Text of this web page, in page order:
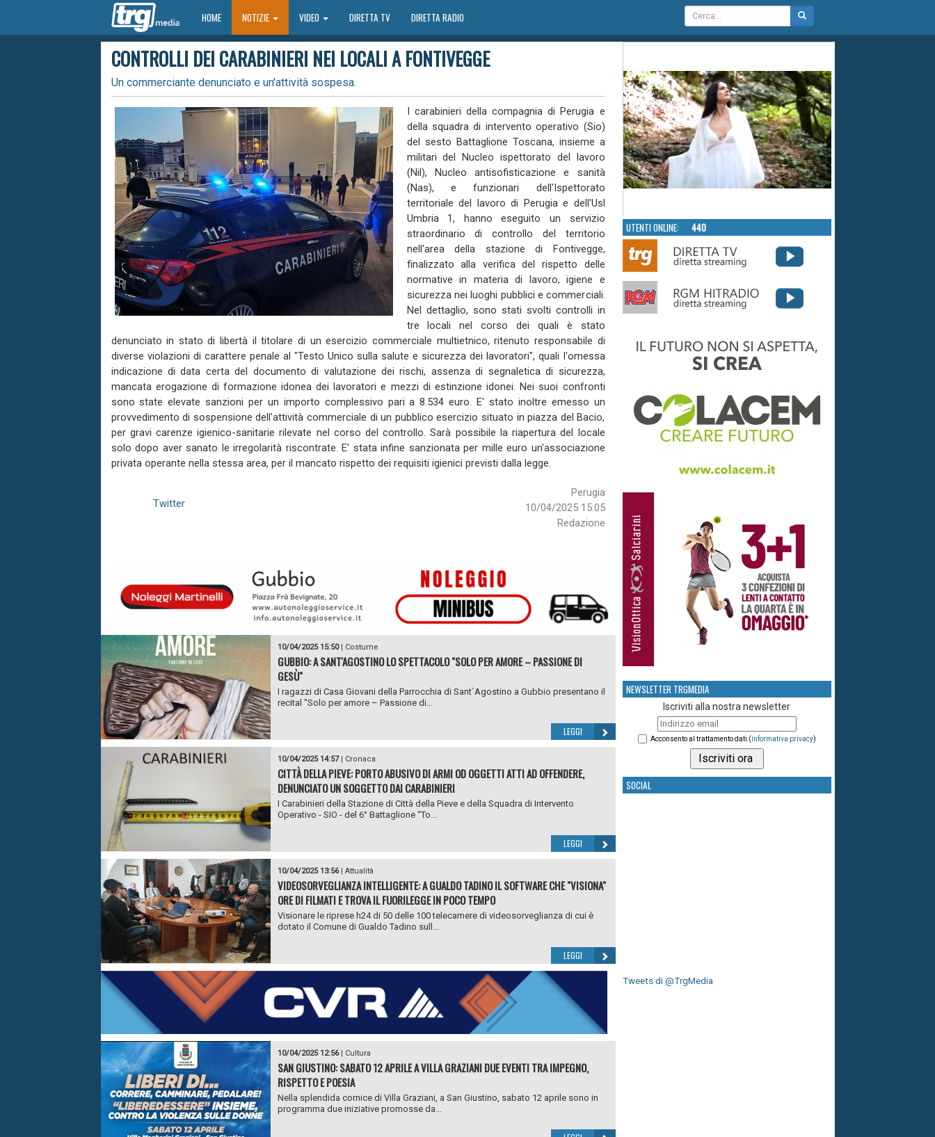
HOMEHOME NOTIZIE VIDEO DIRETTA TV DIRETTA RADIO
CONTROLLI DEI CARABINIERI NEI LOCALI A FONTIVEGGE
Un commerciante denunciato e un'attività sospesa.
I carabinieri della compagnia di Perugia e
della squadra di intervento operativo (Sio)
del sesto Battaglione Toscana, insieme a
militari del Nucleo ispettorato del lavoro
(Nil), Nucleo antisofisticazione e sanità
(Nas), e funzionari dell'Ispettorato
territoriale del lavoro di Perugia e dell'Usl
Umbria 1, hanno eseguito un servizio
straordinario di controllo del territorio
nell'area della stazione di Fontivegge,
finalizzato alla verifica del rispetto delle
normative in materia di lavoro, igiene e
sicurezza nei luoghi pubblici e commerciali.
Nel dettaglio, sono stati svolti controlli in
tre locali nel corso dei quali è stato
denunciato in stato di libertà il titolare di un esercizio commerciale multietnico, ritenuto responsabile di
diverse violazioni di carattere penale al "Testo Unico sulla salute e sicurezza dei lavoratori", quali l'omessa
indicazione di data certa del documento di valutazione dei rischi, assenza di segnaletica di sicurezza,
mancata erogazione di formazione idonea dei lavoratori e mezzi di estinzione idonei. Nei suoi confronti
sono state elevate sanzioni per un importo complessivo pari a 8.534 euro. E' stato inoltre emesso un
provvedimento di sospensione dell'attività commerciale di un pubblico esercizio situato in piazza del Bacio,
per gravi carenze igienico-sanitarie rilevate nel corso del controllo. Sarà possibile la riapertura del locale
solo dopo aver sanato le irregolarità riscontrate. E' stata infine sanzionata per mille euro un'associazione
privata operante nella stessa area, per il mancato rispetto dei requisiti igienici previsti dalla legge.
Perugia
10/04/2025 15:05
Redazione
Twitter
10/04/2025 15:50| Costume
GUBBIO: A SANT'AGOSTINO LO SPETTACOLO "SOLO PER AMORE – PASSIONE DI
GESÙ"
I ragazzi di Casa Giovani della Parrocchia di Sant`Agostino a Gubbio presentano il
recital "Solo per amore – Passione di...
LEGGI
10/04/2025 14:57| Cronaca
CITTÀ DELLA PIEVE: PORTO ABUSIVO DI ARMI OD OGGETTI ATTI AD OFFENDERE,
DENUNCIATO UN SOGGETTO DAI CARABINIERI
I Carabinieri della Stazione di Città della Pieve e della Squadra di Intervento
Operativo - SIO - del 6° Battaglione “To...
LEGGI
10/04/2025 13:56| Attualità
VIDEOSORVEGLIANZA INTELLIGENTE: A GUALDO TADINO IL SOFTWARE CHE "VISIONA"
ORE DI FILMATI E TROVA IL FUORILEGGE IN POCO TEMPO
Visionare le riprese h24 di 50 delle 100 telecamere di videosorveglianza di cui è
dotato il Comune di Gualdo Tadino sull...
LEGGI
10/04/2025 12:56| Cultura
SAN GIUSTINO: SABATO 12 APRILE A VILLA GRAZIANI DUE EVENTI TRA IMPEGNO,
RISPETTO E POESIA
Nella splendida cornice di Villa Graziani, a San Giustino, sabato 12 aprile sono in
programma due iniziative promosse da...
UTENTI ONLINE: 440
NEWSLETTER TRGMEDIA
Iscriviti alla nostra newsletter
Acconsento al trattamento dati (informativa privacy)
SOCIAL
Tweets di @TrgMedia